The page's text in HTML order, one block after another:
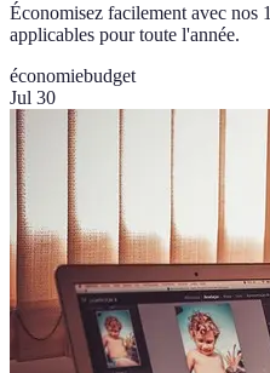
Économisez facilement avec nos
applicables pour toute l'année.
économiebudget
Jul 30